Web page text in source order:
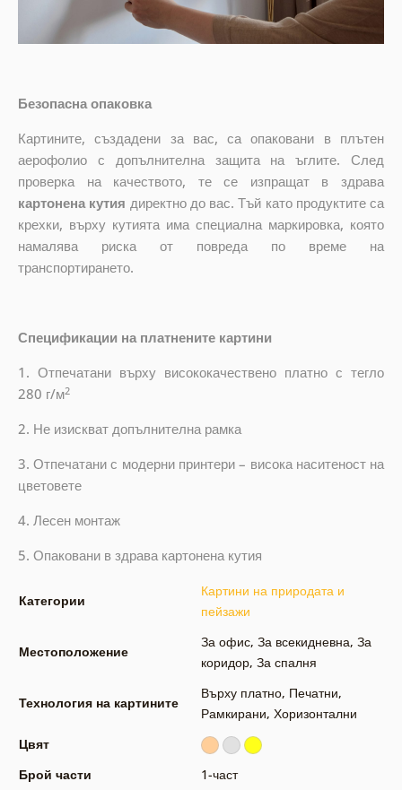
Безопасна опаковка
Картините, създадени за вас, са опаковани в плътен
аерофолио с допълнителна защита на ъглите. След
проверка на качеството, те се изпращат в здрава
картонена кутия директно до вас. Тъй като продуктите са
крехки, върху кутията има специална маркировка, която
намалява риска от повреда по време на
транспортирането.
Спецификации на платнените картини
1. Отпечатани върху висококачествено платно с тегло
280 г/м2
2. Не изискват допълнителна рамка
3. Отпечатани с модерни принтери – висока наситеност на
цветовете
4. Лесен монтаж
5. Опаковани в здрава картонена кутия
Категории
Картини на природата и
пейзажи
Местоположение
За офис, За всекидневна, За
коридор, За спалня
Технология на картините
Върху платно, Печатни,
Рамкирани, Хоризонтални
Цвят
Брой части
1-част